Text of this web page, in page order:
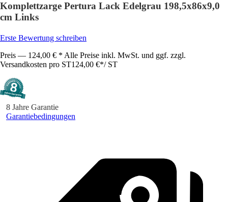
Komplettzarge Pertura Lack Edelgrau 198,5x86x9,0
cm Links
Erste Bewertung schreiben
Preis — 124,00 € * Alle Preise inkl. MwSt. und ggf. zzgl.
Versandkosten pro ST124,00 €*/ ST
8 Jahre Garantie
Garantiebedingungen